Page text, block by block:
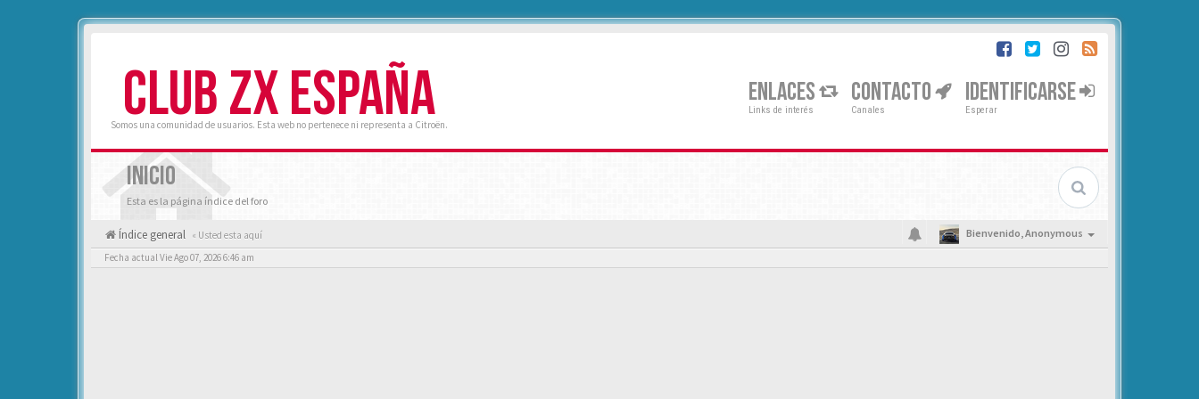
CLUB ZX ESPAÑA
Somos una comunidad de usuarios. Esta web no pertenece ni representa a Citroën.
ENLACES
Links de interés
CONTACTO
Canales
IDENTIFICARSE
Esperar
INICIO
Esta es la página índice del foro
Índice general « Usted esta aquí Bienvenido,Anonymous
Fecha actual Vie Ago 07, 2026 6:46 am